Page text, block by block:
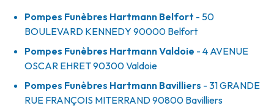
Pompes Funèbres Hartmann Belfort - 50
BOULEVARD KENNEDY 90000 Belfort
Pompes Funèbres Hartmann Valdoie - 4 AVENUE
OSCAR EHRET90300Valdoie
Pompes Funèbres Hartmann Bavilliers - 31 GRANDE
RUE FRANÇOIS MITERRAND90800 Bavilliers